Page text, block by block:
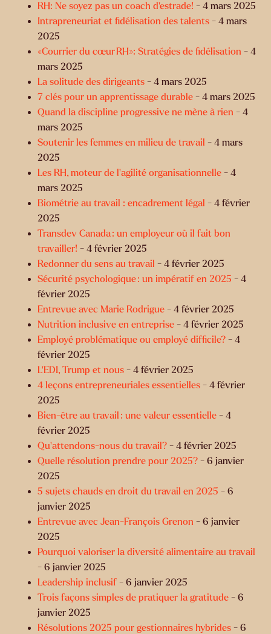
RH: Ne soyez pas un coach d’estrade! - 4 mars 2025
Intrapreneuriat et fidélisation des talents - 4 mars
2025
«Courrier du cœur RH»: Stratégies de fidélisation - 4
mars 2025
La solitude des dirigeants - 4 mars 2025
7 clés pour un apprentissage durable - 4 mars 2025
Quand la discipline progressive ne mène à rien - 4
mars 2025
Soutenir les femmes en milieu de travail - 4 mars
2025
Les RH, moteur de l’agilité organisationnelle - 4
mars 2025
Biométrie au travail : encadrement légal - 4 février
2025
Transdev Canada : un employeur où il fait bon
travailler! - 4 février 2025
Redonner du sens au travail - 4 février 2025
Sécurité psychologique : un impératif en 2025 - 4
février 2025
Entrevue avec Marie Rodrigue - 4 février 2025
Nutrition inclusive en entreprise - 4 février 2025
Employé problématique ou employé difficile? - 4
février 2025
L’EDI, Trump et nous - 4 février 2025
4 leçons entrepreneuriales essentielles - 4 février
2025
Bien-être au travail : une valeur essentielle - 4
février 2025
Qu’attendons-nous du travail? - 4 février 2025
Quelle résolution prendre pour 2025? - 6 janvier
2025
5 sujets chauds en droit du travail en 2025 - 6
janvier 2025
Entrevue avec Jean-François Grenon - 6 janvier
2025
Pourquoi valoriser la diversité alimentaire au travail
- 6 janvier 2025
Leadership inclusif - 6 janvier 2025
Trois façons simples de pratiquer la gratitude - 6
janvier 2025
Résolutions 2025 pour gestionnaires hybrides - 6